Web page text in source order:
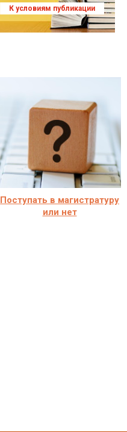
К условиям публикации
Поступать в магистратуру
или нет